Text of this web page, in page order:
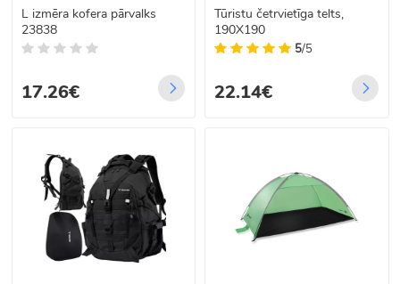
L izmēra kofera pārvalks
23838
17.26€
Tūristu četrvietīga telts,
190X190
5/5
22.14€